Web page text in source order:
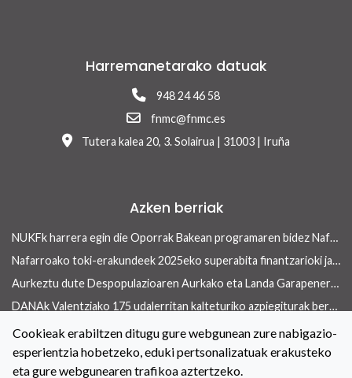
Harremanetarako datuak
948 24 46 58
fnmc@fnmc.es
Tutera kalea 20, 3. Solairua | 31003 | Iruña
Azken berriak
NUKFk harrera egin die Oporrak Bakean programaren bidez Nafarroara uda igarotzera etorritako saharar haurrei
Nafarroako toki-erakundeek 2025eko superabita finantzarioki jasangarriak diren inbertsioak egiteko erabili ahalko dute 13/2026 Errege lege-dekretua onetsi ondoren
Aurkeztu dute Despopulazioaren Aurkako eta Landa Garapenerako Foru Legearen aurreproiektua
DANAk Valentziako 175 udalerritan kalteturiko azpiegiturak berreraikitzen parte-hartuko dute Nafarroako toki-erakundeek
Toki-erakundeetan berdintasuneko politikak indartzeko hitzarmena berritu dute NUKFk eta Nafarroako Gobernuak
Cookieak erabiltzen ditugu gure webgunean zure nabigazio-
esperientzia hobetzeko, eduki pertsonalizatuak erakusteko
eta gure webgunearen trafikoa aztertzeko.